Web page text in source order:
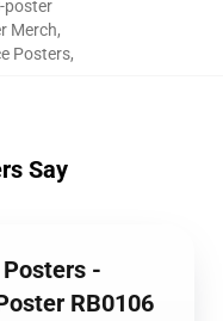
poster
Merch,
Posters,
Say
-
RB0106